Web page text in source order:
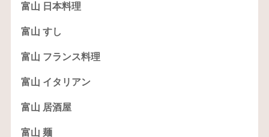
富山 日本料理
富山 すし
富山 フランス料理
富山 イタリアン
富山 居酒屋
富山 麺